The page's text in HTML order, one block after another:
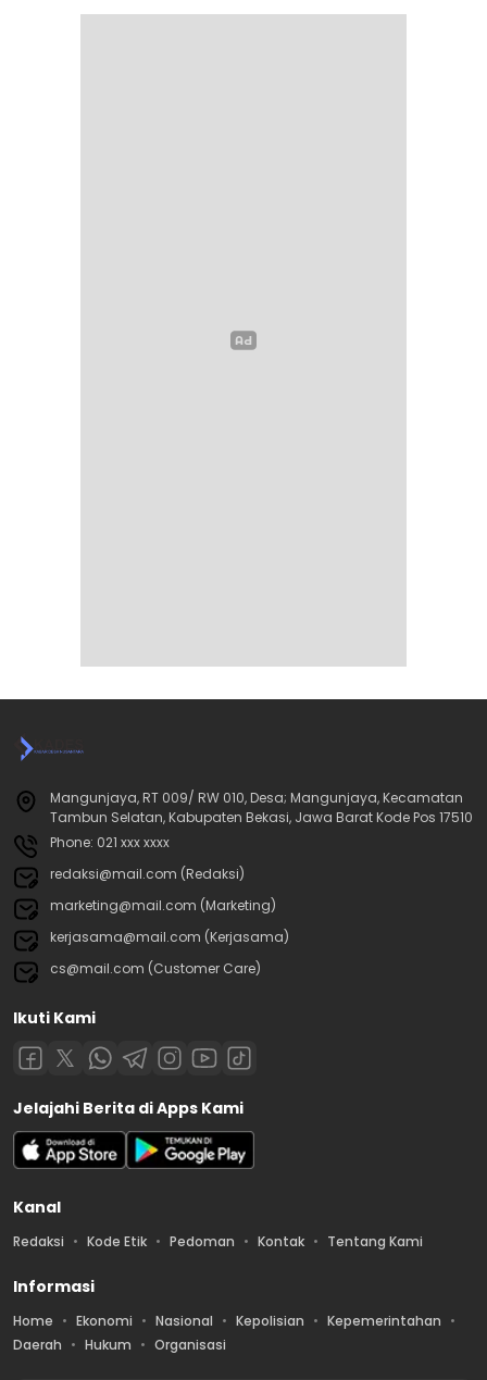
Mangunjaya, RT 009/ RW 010, Desa; Mangunjaya, Kecamatan
Tambun Selatan, Kabupaten Bekasi, Jawa Barat Kode Pos 17510
Phone: 021 xxx xxxx
redaksi@mail.com (Redaksi)
marketing@mail.com (Marketing)
kerjasama@mail.com (Kerjasama)
cs@mail.com (Customer Care)
Ikuti Kami
Jelajahi Berita di Apps Kami
Kanal
Redaksi Kode Etik Pedoman Kontak Tentang Kami
Informasi
Home Ekonomi Nasional Kepolisian
Kepemerintahan
Daerah
Hukum Organisasi